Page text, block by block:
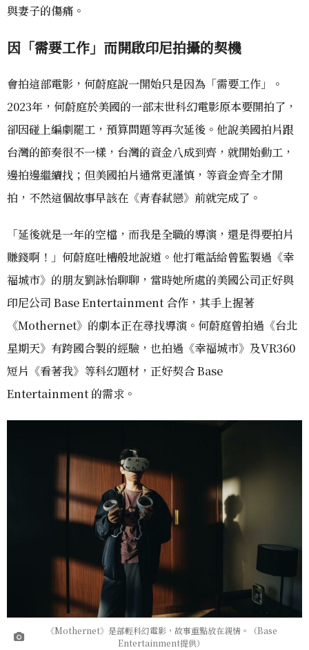
與妻子的傷痛。
因「需要工作」而開啟印尼拍攝的契機
會拍這部電影，何蔚庭說一開始只是因為「需要工作」。
2023年，何蔚庭於美國的一部末世科幻電影原本要開拍了，
卻因碰上編劇罷工，預算問題等再次延後。他說美國拍片跟
台灣的節奏很不一樣，台灣的資金八成到齊，就開始動工，
邊拍邊繼續找；但美國拍片通常更謹慎，等資金齊全才開
拍，不然這個故事早該在《青春弒戀》前就完成了。
「延後就是一年的空檔，而我是全職的導演，還是得要拍片
賺錢啊！」何蔚庭吐槽般地說道。他打電話給曾監製過《幸
福城市》的朋友劉詠怡聊聊，當時她所處的美國公司正好與
印尼公司 Base Entertainment 合作，其手上握著
《Mothernet》的劇本正在尋找導演。何蔚庭曾拍過《台北
星期天》有跨國合製的經驗，也拍過《幸福城市》及VR360
短片《看著我》等科幻題材，正好契合 Base
Entertainment 的需求。
《Mothernet》是部輕科幻電影，故事重點放在親情。（Base
Entertainment提供）